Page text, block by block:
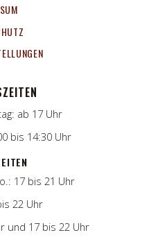
ab 17 Uhr
bis 14:30 Uhr
17 bis 21 Uhr
22 Uhr
und 17 bis 22 Uhr